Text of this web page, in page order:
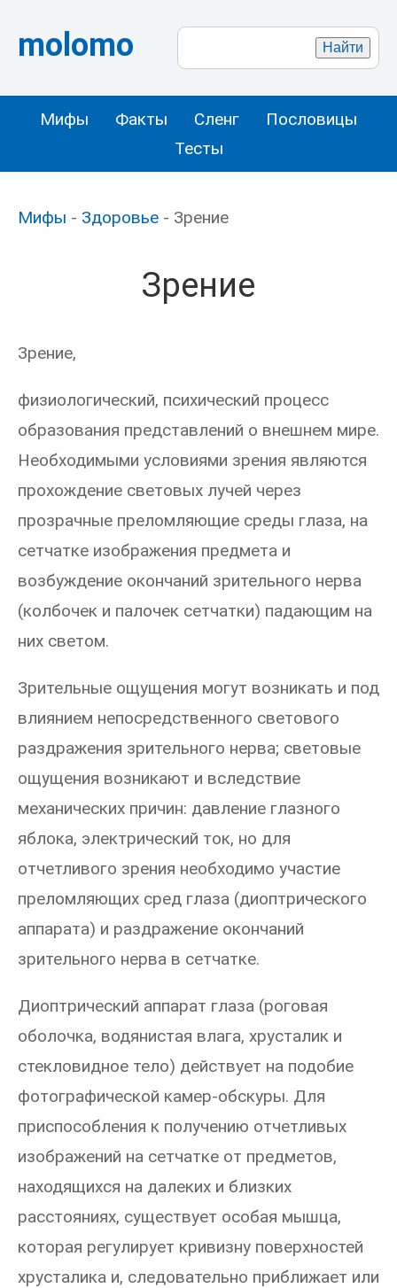
molomo
Мифы Факты Сленг
Пословицы
Тесты
Мифы - Здоровье - Зрение
Зрение
Зрение,
физиологический, психический процесс
образования представлений о внешнем мире.
Необходимыми условиями зрения являются
прохождение световых лучей через
прозрачные преломляющие среды глаза, на
сетчатке изображения предмета и
возбуждение окончаний зрительного нерва
(колбочек и палочек сетчатки) падающим на
них светом.
Зрительные ощущения могут возникать и под
влиянием непосредственного светового
раздражения зрительного нерва; световые
ощущения возникают и вследствие
механических причин: давление глазного
яблока, электрический ток, но для
отчетливого зрения необходимо участие
преломляющих сред глаза (диоптрического
аппарата) и раздражение окончаний
зрительного нерва в сетчатке.
Диоптрический аппарат глаза (роговая
оболочка, водянистая влага, хрусталик и
стекловидное тело) действует на подобие
фотографической камер-обскуры. Для
приспособления к получению отчетливых
изображений на сетчатке от предметов,
находящихся на далеких и близких
расстояниях, существует особая мышца,
которая регулирует кривизну поверхностей
хрусталика и, следовательно приближает или